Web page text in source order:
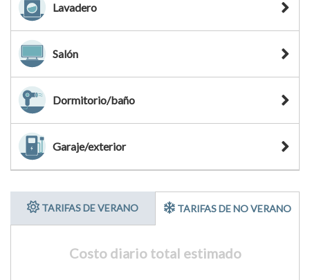
Lavadero
Salón
Dormitorio/baño
Garaje/exterior
TARIFAS DE VERANO TARIFAS DE NO VERANO
Costo diario total estimado